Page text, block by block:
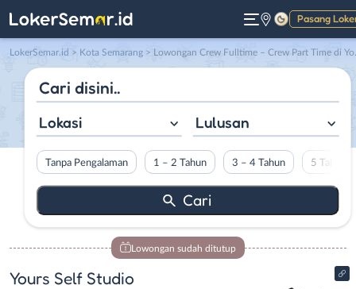
Pasang
Gelap
LokerSemar.id > Kota Semarang > Lowongan Crew Fulltime – Crew Part Time di Yours Self Studio
Lokasi Lulusan
Tanpa Pengalaman 1 – 2 Tahun 3 – 4 Tahun 5 Tahun
Lowongan sudah ditutup
Yours Self Studio